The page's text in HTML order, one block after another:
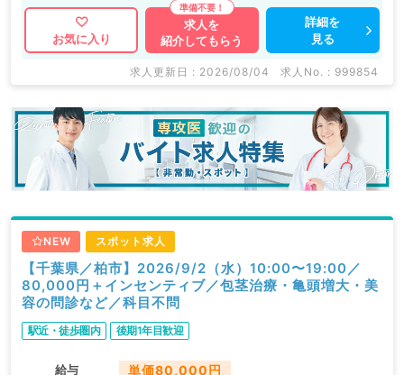
お気に入り
求人を
紹介してもらう
詳細を
見る
求人更新日 : 2026/08/04 求人No. : 999854
NEW スポット求人
【千葉県／柏市】2026/9/2（水）10:00〜19:00／
80,000円＋インセンティブ／包茎治療・亀頭増大・美
容の問診など／科目不問
駅近・徒歩圏内 後期1年目歓迎
給与 単価80,000円